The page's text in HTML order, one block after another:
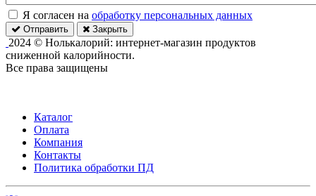
Я согласен на обработку персональных данных
Отправить Закрыть
2024 © Нолькалорий: интернет-магазин продуктов
сниженной калорийности.
Все права защищены
Каталог
Оплата
Компания
Контакты
Политика обработки ПД